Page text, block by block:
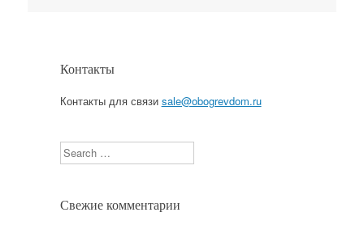
Контакты
Контакты для связи sale@obogrevdom.ru
Search
Свежие комментарии